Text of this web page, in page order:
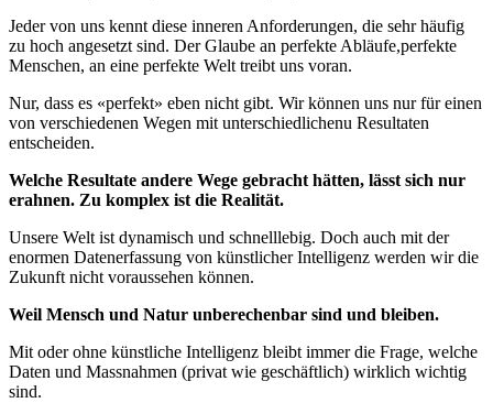
Jeder von uns kennt diese inneren Anforderungen, die sehr häufig
zu hoch angesetzt sind. Der Glaube an perfekte Abläufe,perfekte
Menschen, an eine perfekte Welt treibt uns voran.
Nur, dass es «perfekt» eben nicht gibt. Wir können uns nur für einen
von verschiedenen Wegen mit unterschiedlichenu Resultaten
entscheiden.
Welche Resultate andere Wege gebracht hätten, lässt sich nur
erahnen. Zu komplex ist die Realität.
Unsere Welt ist dynamisch und schnelllebig. Doch auch mit der
enormen Datenerfassung von künstlicher Intelligenz werden wir die
Zukunft nicht voraussehen können.
Weil Mensch und Natur unberechenbar sind und bleiben.
Mit oder ohne künstliche Intelligenz bleibt immer die Frage, welche
Daten und Massnahmen (privat wie geschäftlich) wirklich wichtig
sind.